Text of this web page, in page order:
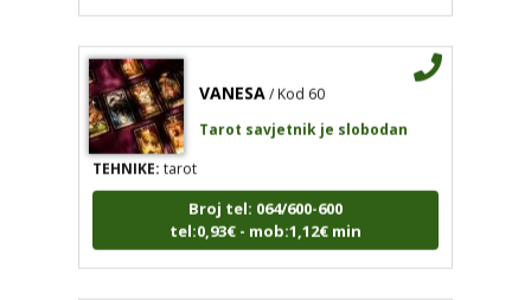
TEHNIKE:tarot
Broj tel: 064/600-600
tel:0,93€ - mob:1,12€ min